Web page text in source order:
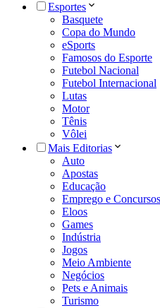
Esportes
Basquete
Copa do Mundo
eSports
Famosos do Esporte
Futebol Nacional
Futebol Internacional
Lutas
Motor
Tênis
Vôlei
Mais Editorias
Auto
Apostas
Educação
Emprego e Concursos
Eloos
Games
Indústria
Jogos
Meio Ambiente
Negócios
Pets e Animais
Turismo